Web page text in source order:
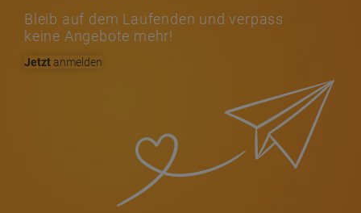
Bleib auf dem Laufenden und verpass
keine Angebote mehr!
Jetztanmelden